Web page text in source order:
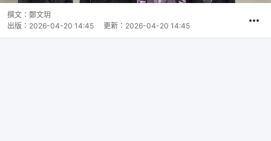
撰文： 鄭文玥
出版： 2026-04-20 14:45 更新： 2026-04-20 14:45